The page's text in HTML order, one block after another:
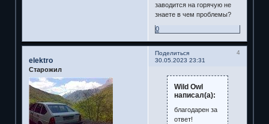
заводится на горячую не
знаете в чем проблемы?
0
Поделиться
4
30.05.2023 23:31
elektro
Старожил
Wild Owl
написал(а):
благодарен за
ответ!